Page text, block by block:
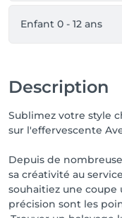
Pour toute
UNIQUEMENT SUR
Au plaisir de
Julie
Enfant 0 - 12 ans
Description
Sublimez votre style
sur l'effervescente
Depuis de
sa créativité au
souhaitiez une
précision sont les